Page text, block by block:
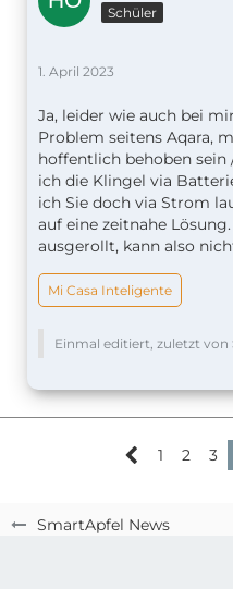
SmartApfel News
Schüler
1. April 2023
Ja, leider wie auch bei
Problem seitens Aqara,
hoffentlich behoben sein
ich die Klingel via
ich Sie doch via Strom
auf eine zeitnahe
ausgerollt, kann also
Mi Casa Inteligente
Einmal editiert, zuletzt von
1 2 3